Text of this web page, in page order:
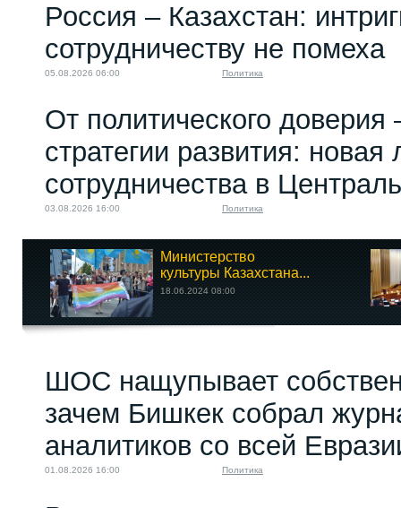
Россия – Казахстан:
сотрудничеству не помеха
05.08.2026 06:00 Политика
От политического
стратегии развития: новая
сотрудничества в
03.08.2026 16:00 Политика
Министерство
культуры Казахстана...
18.06.2024 08:00
ШОС нащупывает
зачем Бишкек собрал
аналитиков со всей
01.08.2026 16:00 Политика